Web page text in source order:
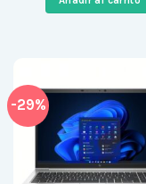
939,00 €.
-29%